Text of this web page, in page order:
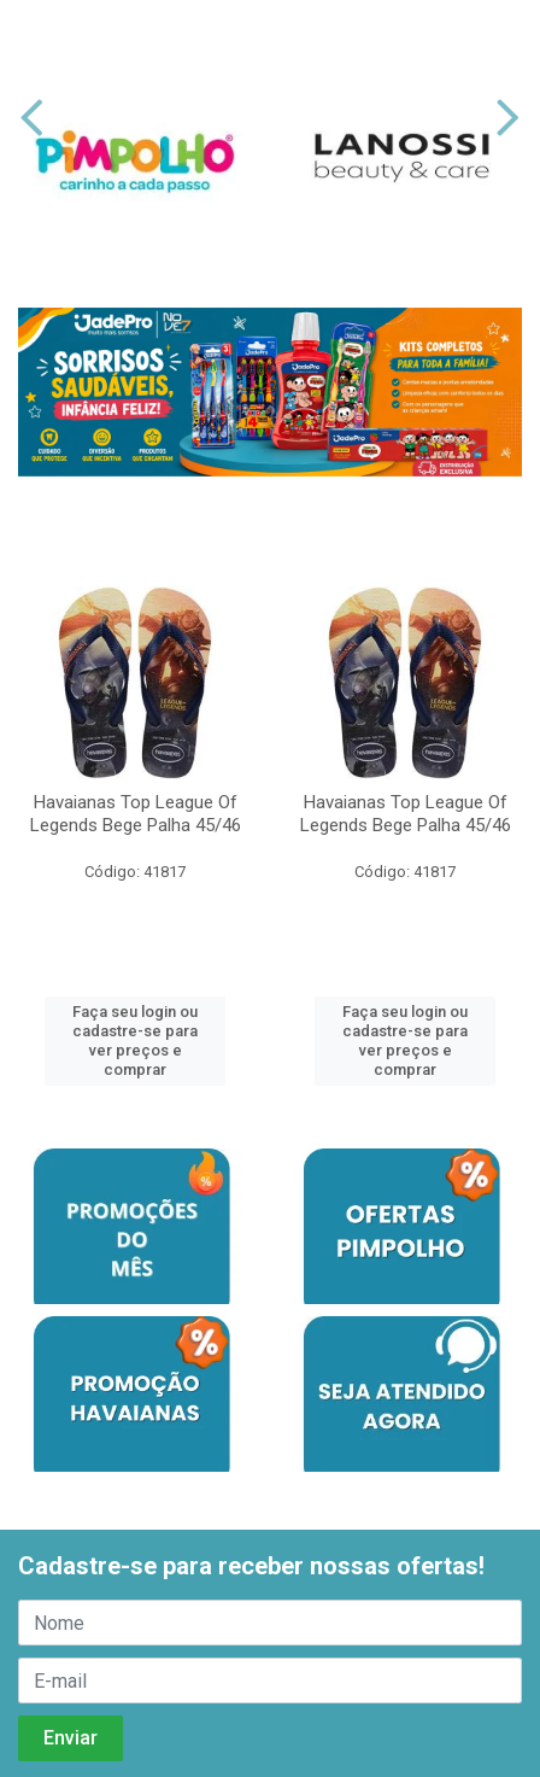
Havaianas Top League Of
Legends Bege Palha 45/46
Código: 41817
Faça seu login ou
cadastre-se para
ver preços e
comprar
Havaianas Top League Of
Legends Bege Palha 45/46
Código: 41817
Faça seu login ou
cadastre-se para
ver preços e
comprar
Cadastre-se para receber nossas ofertas!